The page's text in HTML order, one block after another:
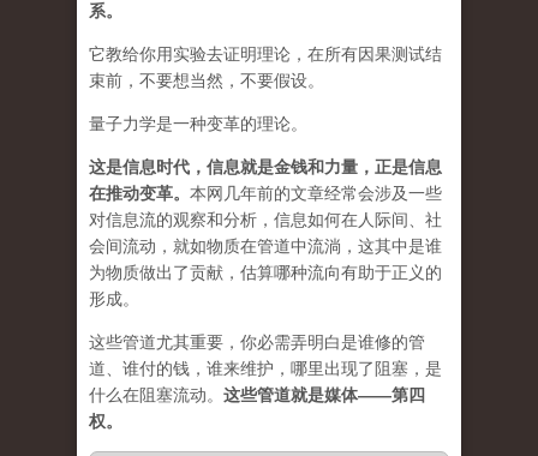
系。
它教给你用实验去证明理论，在所有因果测试结
束前，不要想当然，不要假设。
量子力学是一种变革的理论。
这是信息时代，信息就是金钱和力量，正是信息
在推动变革。 本网几年前的文章经常会涉及一些
对信息流的观察和分析，信息如何在人际间、社
会间流动，就如物质在管道中流淌，这其中是谁
为物质做出了贡献，估算哪种流向有助于正义的
形成。
这些管道尤其重要，你必需弄明白是谁修的管
道、谁付的钱，谁来维护，哪里出现了阻塞，是
什么在阻塞流动。 这些管道就是媒体——第四
权。